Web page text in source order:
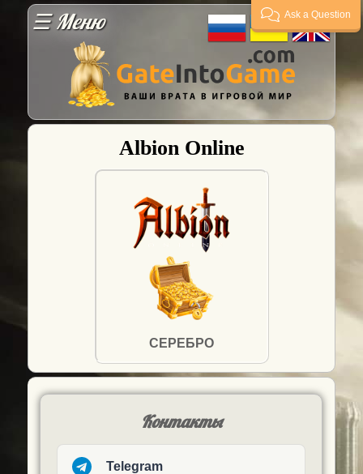
Гарантии
Оплата
Доставка
☰ Меню
Albion Online
СЕРЕБРО
Контакты
Telegram
Ask a Question